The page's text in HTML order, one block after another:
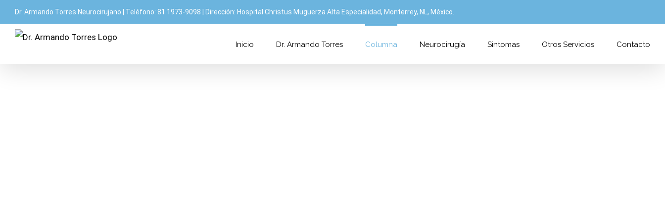
Saltar
al
contenido
Dr. Armando Torres Neurocirujano | Teléfono: 81 1973-9098 | Dirección: Hospital Christus Muguerza Alta Especialidad, Monterrey, NL, México.
Inicio Dr. Armando Torres Columna Neurocirugía Sintomas Otros Servicios Contacto